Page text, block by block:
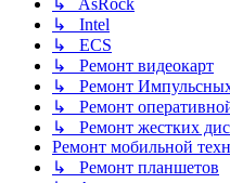
↳ AsRock
↳ Intel
↳ ECS
↳ Ремонт видеокарт
↳ Ремонт
↳ Ремонт
↳ Ремонт жестких
Ремонт мобильной
↳ Ремонт планшетов